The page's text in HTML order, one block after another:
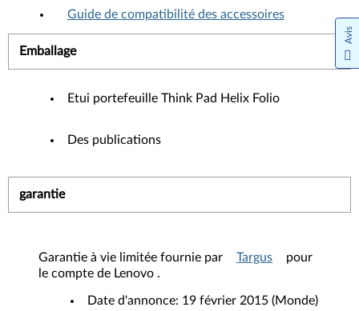
Guide de compatibilité des accessoires
Emballage
Etui portefeuille Think Pad Helix Folio
Des publications
garantie
Garantie à vie limitée fournie par Targus
pour
le compte de Lenovo .
Date d'annonce: 19 février 2015 (Monde)
Avis